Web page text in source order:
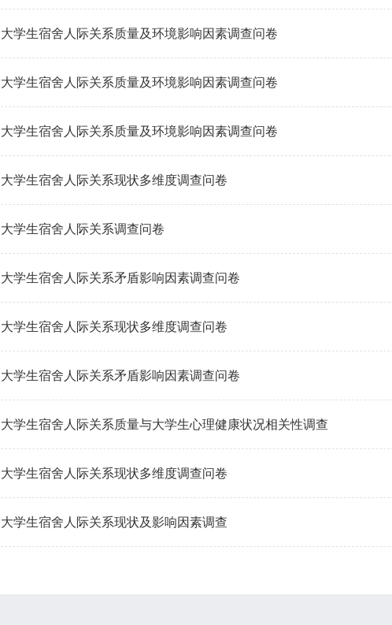
大学生宿舍人际关系质量及环境影响因素调查问卷
大学生宿舍人际关系质量及环境影响因素调查问卷
大学生宿舍人际关系质量及环境影响因素调查问卷
大学生宿舍人际关系现状多维度调查问卷
大学生宿舍人际关系调查问卷
大学生宿舍人际关系矛盾影响因素调查问卷
大学生宿舍人际关系现状多维度调查问卷
大学生宿舍人际关系矛盾影响因素调查问卷
大学生宿舍人际关系质量与大学生心理健康状况相关性调查
大学生宿舍人际关系现状多维度调查问卷
大学生宿舍人际关系现状及影响因素调查